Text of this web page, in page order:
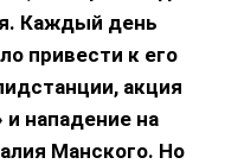
Каждый день
привести к его
акция
нападение на
Манского. Но